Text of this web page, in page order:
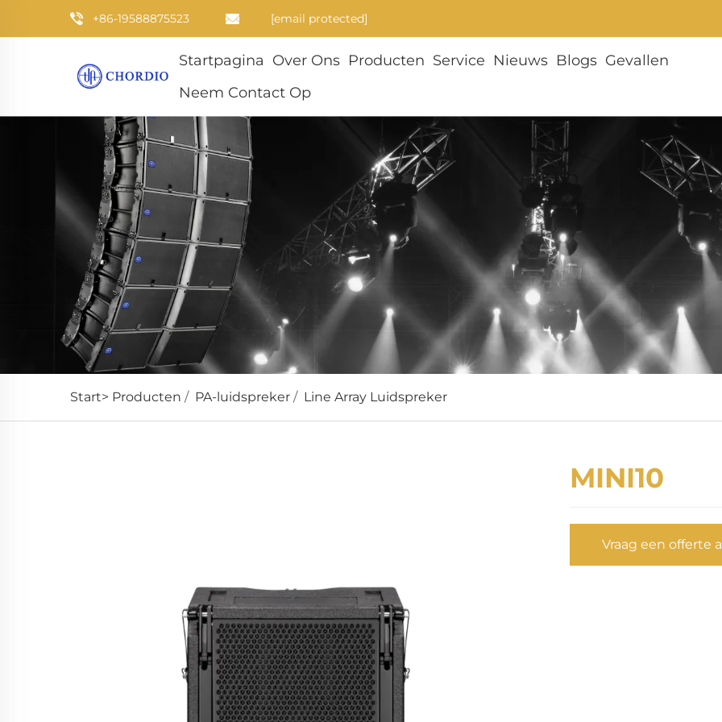
+86-19588875523 [email protected]
Startpagina Over Ons Producten Service Nieuws Blogs Gevallen
Neem Contact Op
Start> Producten / PA-luidspreker / Line Array Luidspreker
MINI10
Vraag een offerte